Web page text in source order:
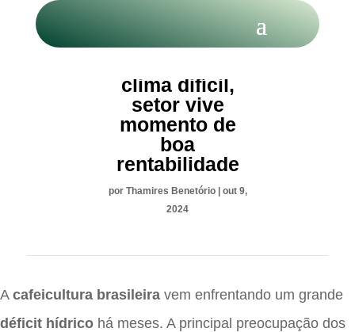
clima difícil,
setor vive
momento de
boa
rentabilidade
por Thamires Benetório| out 9,
2024
A cafeicultura brasileira vem enfrentando um grande
déficit hídrico há meses. A principal preocupação dos